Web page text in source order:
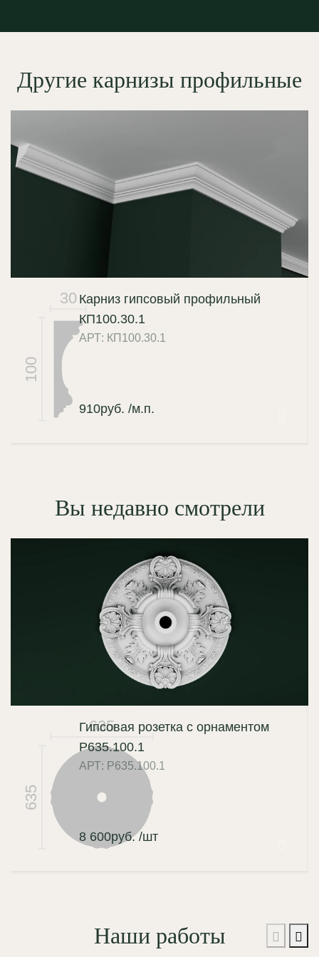
Другие карнизы профильные
30
100
Карниз гипсовый профильный
КП100.30.1
АРТ: КП100.30.1
910руб. /м.п.
Вы недавно смотрели
635
635
Гипсовая розетка с орнаментом
Р635.100.1
АРТ: Р635.100.1
8 600руб. /шт
Наши работы